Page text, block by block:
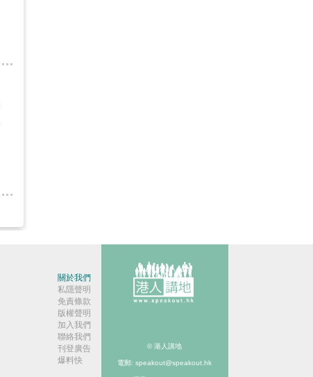
關於我們
私隱聲明
免責條款
版權聲明
加入我們
聯絡我們
刊登廣告
爆料快
© 港人講地
電郵: speakout@speakout.hk